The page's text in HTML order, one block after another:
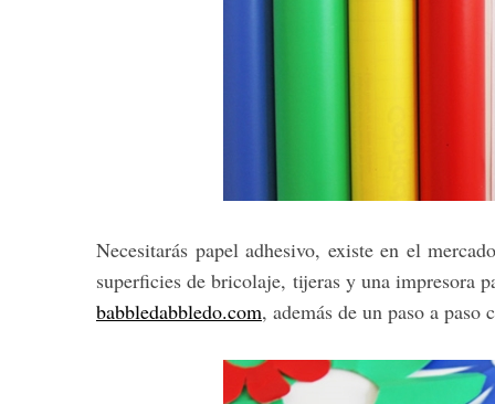
Necesitarás papel adhesivo, existe en el
superficies de bricolaje, tijeras y una impresora
babbledabbledo.com, además de un paso a paso